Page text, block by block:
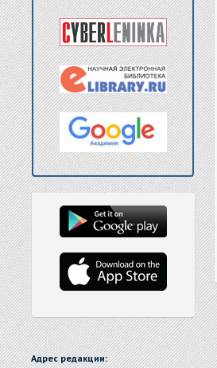
Адрес редакции: